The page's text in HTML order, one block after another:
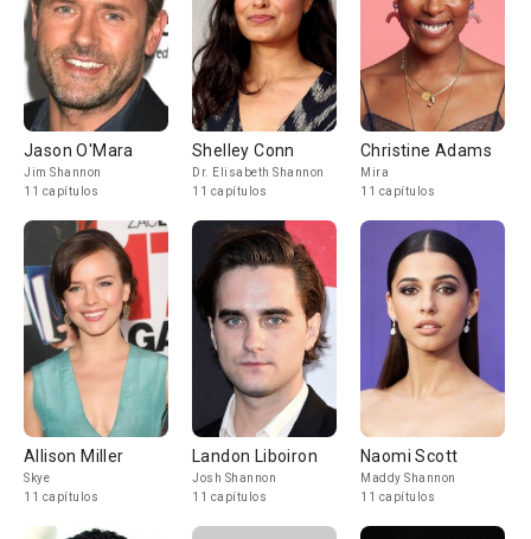
Jason O'Mara
Jim Shannon
11 capítulos
Shelley Conn
Dr. Elisabeth Shannon
11 capítulos
Christine Adams
Mira
11 capítulos
Allison Miller
Skye
11 capítulos
Landon Liboiron
Josh Shannon
11 capítulos
Naomi Scott
Maddy Shannon
11 capítulos